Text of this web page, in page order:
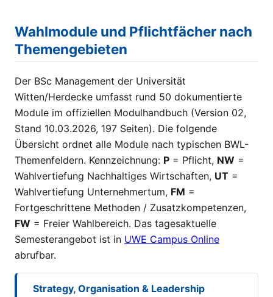
Wahlmodule und Pflichtfächer nach
Themengebieten
Der BSc Management der Universität
Witten/Herdecke umfasst rund 50 dokumentierte
Module im offiziellen Modulhandbuch (Version 02,
Stand 10.03.2026, 197 Seiten). Die folgende
Übersicht ordnet alle Module nach typischen BWL-
Themenfeldern. Kennzeichnung: P = Pflicht, NW =
Wahlvertiefung Nachhaltiges Wirtschaften, UT =
Wahlvertiefung Unternehmertum, FM =
Fortgeschrittene Methoden / Zusatzkompetenzen,
FW = Freier Wahlbereich. Das tagesaktuelle
Semesterangebot ist in UWE Campus Online
abrufbar.
Strategy, Organisation & Leadership